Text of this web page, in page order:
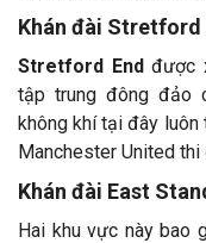
Khán đài Stretford
Stretford Endđược
tập trung đông đảo
không khí tại đây
Manchester United thi
Khán đài East
Hai khu vực này bao